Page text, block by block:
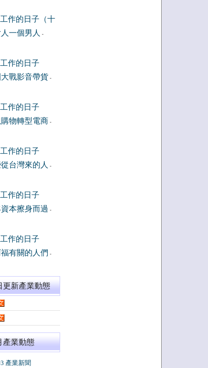
作的日子（十
一個男人
-
作的日子
大戰影音帶貨 -
作的日子
購物轉型電商 -
作的日子
從台灣來的人
-
作的日子
資本擦身而過 -
作的日子
福有關的人們 -
更新產業動態
產業動態
產業新聞